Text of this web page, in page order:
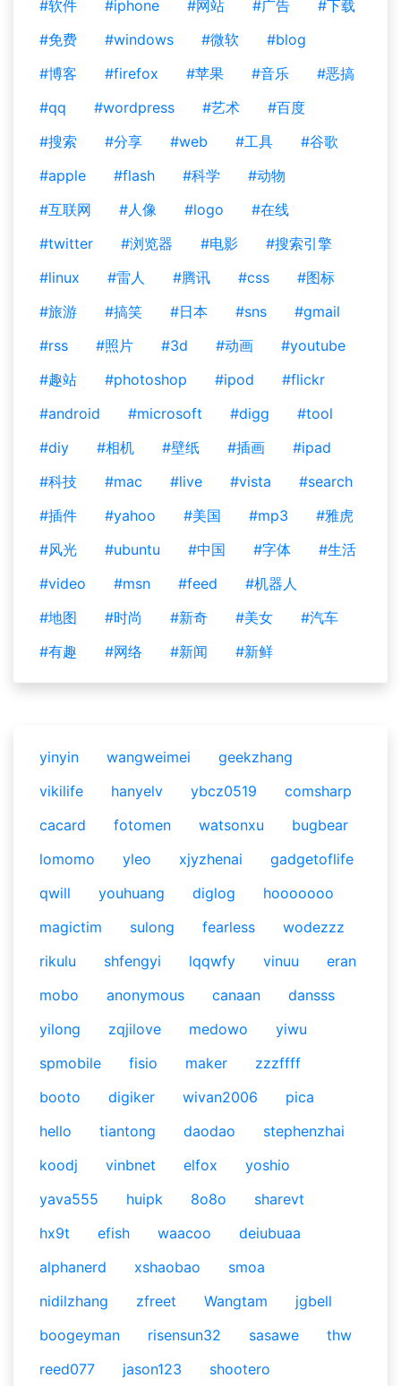
#软件
#iphone #网站 #广告
#下载
#免费
#windows #微软
#blog
#博客
#firefox #苹果 #音乐
#恶搞
#qq
#wordpress #艺术
#百度
#搜索
#分享 #web #工具
#谷歌
#apple
#flash #科学
#动物
#互联网
#人像 #logo
#在线
#twitter
#浏览器 #电影
#搜索引擎
#linux
#雷人 #腾讯 #css
#图标
#旅游
#搞笑 #日本 #sns
#gmail
#rss
#照片 #3d #动画
#youtube
#趣站
#photoshop #ipod
#flickr
#android
#microsoft #digg
#tool
#diy
#相机 #壁纸 #插画
#ipad
#科技
#mac #live #vista
#search
#插件
#yahoo #美国 #mp3
#雅虎
#风光
#ubuntu #中国 #字体
#生活
#video
#msn #feed
#机器人
#地图
#时尚 #新奇 #美女
#汽车
#有趣
#网络 #新闻 #新鲜
yinyin wangweimei
geekzhang
vikilife
hanyelv ybcz0519
comsharp
cacard
fotomen watsonxu
bugbear
lomomo
yleo xjyzhenai
gadgetoflife
qwill
youhuang diglog
hooooooo
magictim
sulong fearless
wodezzz
rikulu
shfengyi lqqwfy vinuu
eran
mobo
anonymous canaan
dansss
yilong
zqjilove medowo
yiwu
spmobile
fisio maker
zzzffff
booto
digiker wivan2006
pica
hello
tiantong daodao
stephenzhai
koodj
vinbnet elfox
yoshio
yava555
huipk 8o8o
sharevt
hx9t
efish waacoo
deiubuaa
alphanerd
xshaobao
smoa
nidilzhang
zfreet Wangtam
jgbell
boogeyman
risensun32 sasawe
thw
reed077
jason123 shootero